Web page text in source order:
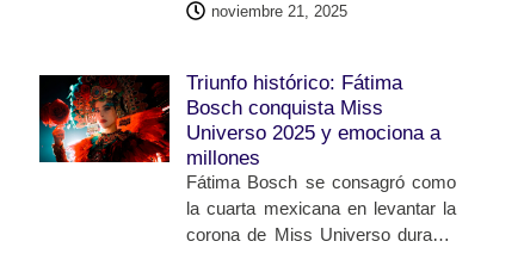
uno de los emblemas más
economía del país. Su aparición
no solo captó miradas por lo
inusual de la propuesta, sino
también por llevar a un escenario
internacional un elemento cultural
profundamente arraigado.
noviembre 21, 2025
Triunfo histórico: Fátima
Bosch conquista Miss
Universo 2025 y emociona a
millones
Fátima Bosch se consagró como
la cuarta mexicana en levantar la
corona de Miss Universo durante